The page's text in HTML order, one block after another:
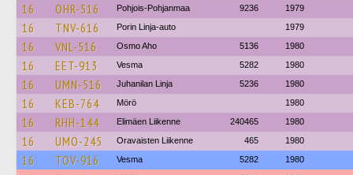
16 OHR-516 Pohjois-Pohjanmaa 9236 1979
16 TNV-616 Porin Linja-auto 1979
16 VNL-516 Osmo Aho 5136 1980
16 EET-913 Vesma 5282 1980
16 UMN-516 Juhanilan Linja 5236 1980
16 KEB-764 Mörö 1980
16 RHH-144 Elimäen Liikenne 240465 1980
16 UMO-245 Oravaisten Liikenne 465 1980
16 TOV-916 Vesma 5282 1980